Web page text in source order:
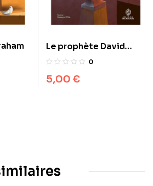
Le prophète David
(dawud)
0
5,00 €